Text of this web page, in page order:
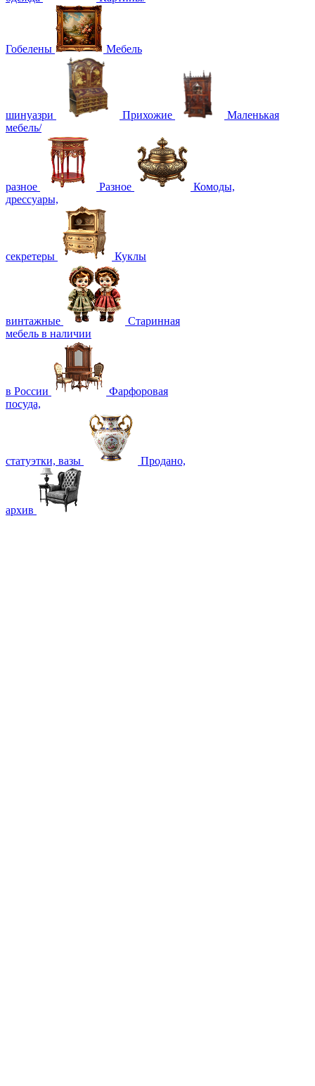
Гобелены Мебель
шинуазри Прихожие
Маленькая
мебель/
разное Разное
Комоды,
дрессуары,
секретеры Куклы
винтажные
Старинная
мебель в наличии
в России
Фарфоровая
посуда,
статуэтки, вазы Продано,
архив